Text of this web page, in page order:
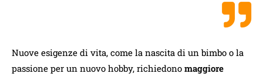
Nuove esigenze di vita, come la nascita di un bimbo o la
passione per un nuovo hobby, richiedono maggiore